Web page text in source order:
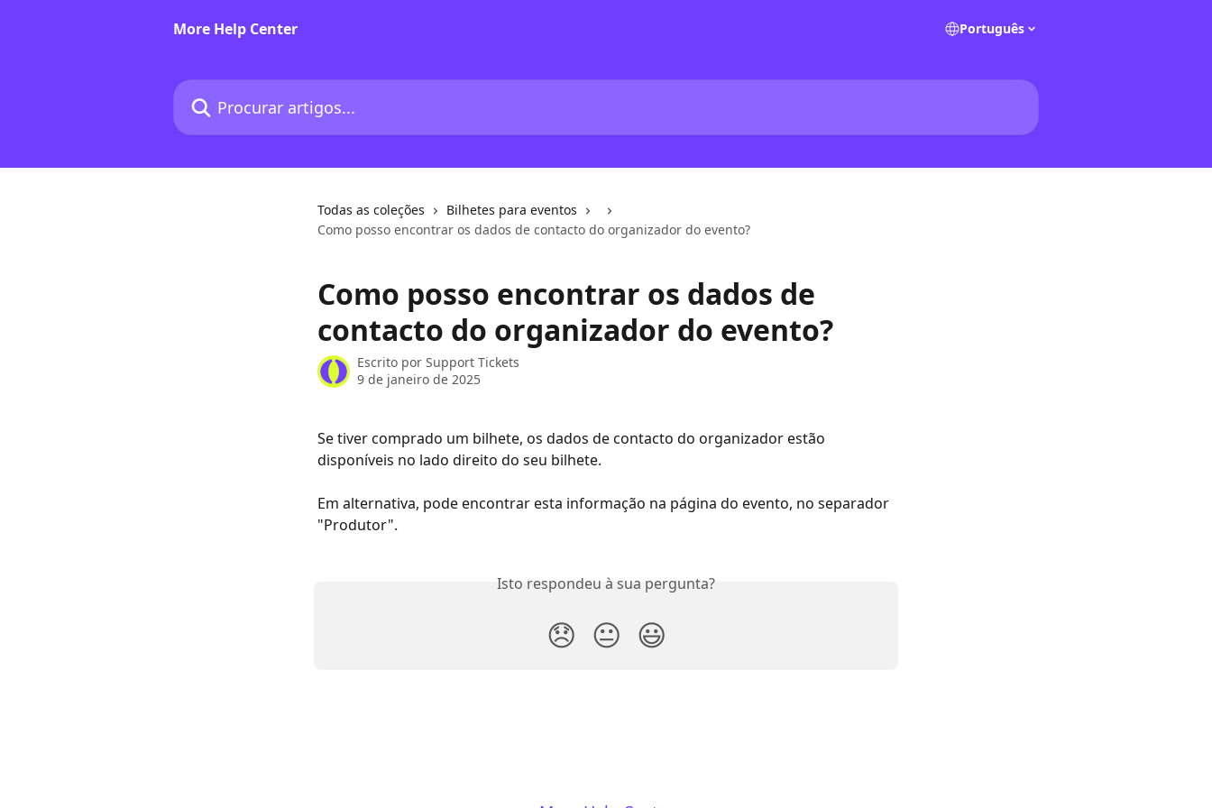
More Help Center
Português
Procurar artigos...
Todas as coleções
Bilhetes para eventos
Como posso encontrar os dados de contacto do organizador do evento?
Como posso encontrar os dados de
contacto do organizador do evento?
Escrito por Support Tickets
9 de janeiro de 2025
Se tiver comprado um bilhete, os dados de contacto do organizador estão
disponíveis no lado direito do seu bilhete.
Em alternativa, pode encontrar esta informação na página do evento, no separador
"Produtor".
Isto respondeu à sua pergunta?
😞 😐 😃